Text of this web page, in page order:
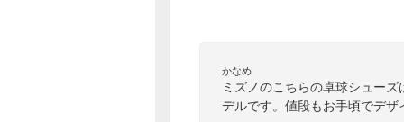
かなめ
ミズノのこちらの卓球シュー
デルです。値段もお手頃でデ